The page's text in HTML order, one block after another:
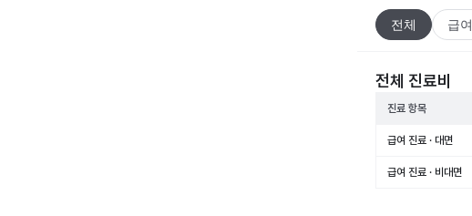
전체 급여
전체 진료비
진료 항목
급여 진료 · 대면
급여 진료 · 비대면